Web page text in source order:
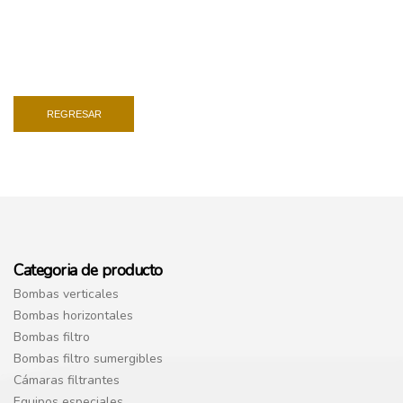
REGRESAR
Categoria de producto
Bombas verticales
Bombas horizontales
Bombas filtro
Bombas filtro sumergibles
Cámaras filtrantes